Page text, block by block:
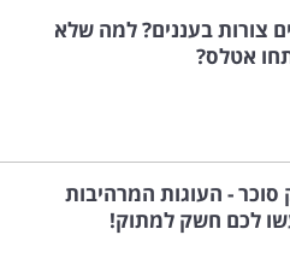
צורות בעננים? למה שלא
אטלס?
סוכר - העוגות המרהיבות
לכם חשק למתוק!